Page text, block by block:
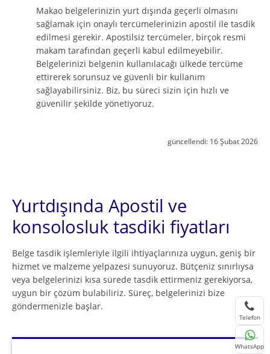
Makao belgelerinizin yurt dışında geçerli olmasını
sağlamak için onaylı tercümelerinizin apostil ile tasdik
edilmesi gerekir. Apostilsiz tercümeler, birçok resmi
makam tarafından geçerli kabul edilmeyebilir.
Belgelerinizi belgenin kullanılacağı ülkede tercüme
ettirerek sorunsuz ve güvenli bir kullanım
sağlayabilirsiniz. Biz, bu süreci sizin için hızlı ve
güvenilir şekilde yönetiyoruz.
güncellendi: 16 Şubat 2026
Yurtdışında Apostil ve
konsolosluk tasdiki fiyatları
Belge tasdik işlemleriyle ilgili ihtiyaçlarınıza uygun, geniş bir
hizmet ve malzeme yelpazesi sunuyoruz. Bütçeniz sınırlıysa
veya belgelerinizi kısa sürede tasdik ettirmeniz gerekiyorsa,
uygun bir çözüm bulabiliriz. Süreç, belgelerinizi bize
göndermenizle başlar.
Telefon
WhatsApp